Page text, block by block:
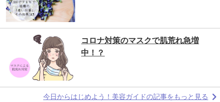
コロナ対策のマスクで肌荒れ急増
中！？
今日からはじめよう！美容ガイドの記事をもっと見る